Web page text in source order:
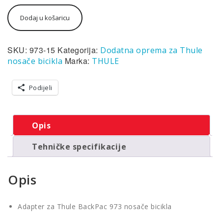
Thule
BackPac
Kit
15
za
bicikla
količina
Dodaj u košaricu
SKU: 973-15 Kategorija: Dodatna oprema za Thule
nosače bicikla Marka: THULE
Podijeli
Opis
Tehničke specifikacije
Opis
Adapter za Thule BackPac 973 nosače bicikla